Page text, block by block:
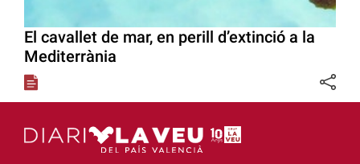
El cavallet de mar, en perill d’extinció a la
Mediterrània